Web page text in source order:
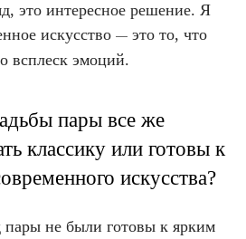
это интересное решение. Я
искусство — это то, что
всплеск эмоций.
пары все же
классику или готовы к
искусства?
пары не были готовы к ярким